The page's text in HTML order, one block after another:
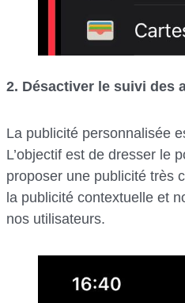
2. Désactiver le suivi des
La publicité personnalisée
L’objectif est de dresser le
proposer une publicité très
la publicité contextuelle et
nos utilisateurs.